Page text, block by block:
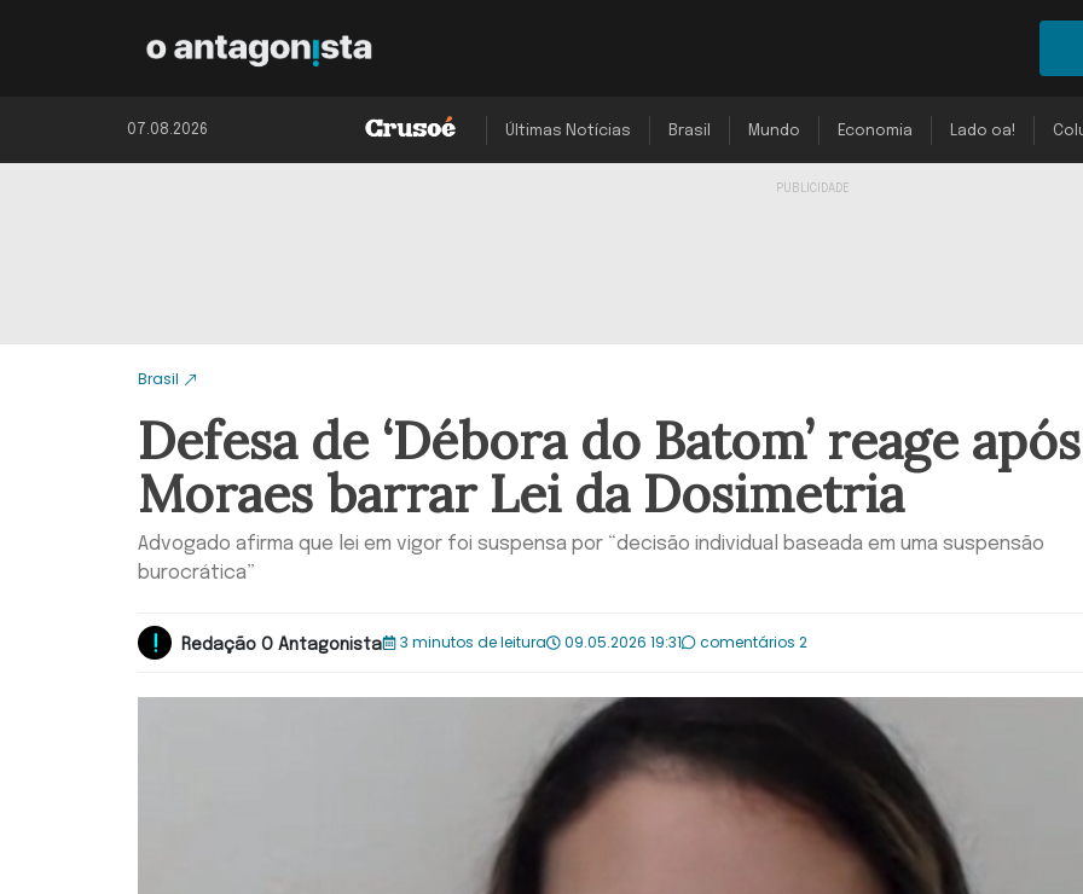
07.08.2026 Últimas Notícias Brasil Mundo Economia Lado oa!
Brasil
Defesa de ‘Débora do Batom’ reage após
Moraes barrar Lei da Dosimetria
Advogado afirma que lei em vigor foi suspensa por “decisão individual baseada em uma suspensão
burocrática”
Redação O Antagonista 3 minutos de leitura 09.05.2026 19:31 comentários 2